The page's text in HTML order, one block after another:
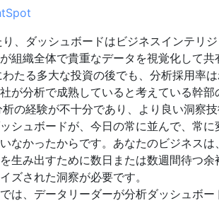
、ダッシュボードはビジネスインテリ
組織全体で貴重なデータを視覚化して共
たる多大な投資の後でも、分析採用率
が分析で成熟していると考えている幹
の経験が不十分であり、より良い洞察
シュボードが、今日の常に並んで、常
なかったからです。あなたのビジネス
生み出すために数日または数週間待つ
ズされた洞察が必要です。
は、データリーダーが分析ダッシュボ